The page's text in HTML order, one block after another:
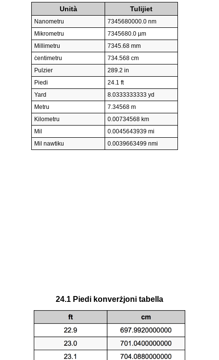
Unità Tulijiet
Nanometru
7345680000.0 nm
Mikrometru
7345680.0 µm
Millimetru
7345.68 mm
ċentimetru
734.568 cm
Pulzier
289.2 in
Piedi
24.1 ft
Yard
8.0333333333 yd
Metru
7.34568 m
Kilometru
0.00734568 km
Mil
0.0045643939 mi
Mil nawtiku
0.0039663499 nmi
24.1 Piedi konverżjoni tabella